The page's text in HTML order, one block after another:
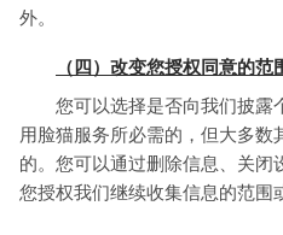
外。
（四）改变您授权同意的范
您可以选择是否向我们披露
用脸猫服务所必需的，但大多数
的。您可以通过删除信息、关闭
您授权我们继续收集信息的范围